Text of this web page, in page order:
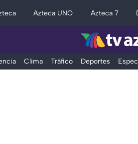
Azteca UNO Azteca 7
Clima Tráfico Deportes